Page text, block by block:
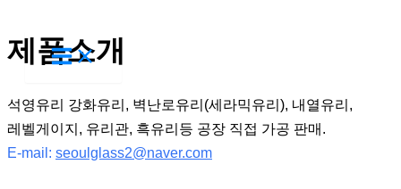
텐
건
너
뛰
제품소개
석영유리 강화유리, 벽난로유리(세라믹유리), 내열유리,
레벨게이지, 유리관, 흑유리등 공장 직접 가공 판매.
E-mail: seoulglass2@naver.com